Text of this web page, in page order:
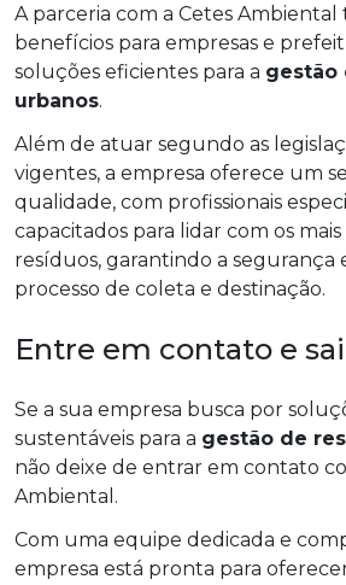
A parceria com a Cetes
benefícios para empresas e
soluções eficientes para a gestão
urbanos.
Além de atuar segundo as
vigentes, a empresa oferece um
qualidade, com profissionais
capacitados para lidar com os
resíduos, garantindo a segurança
processo de coleta e destinação.
Entre em contato e
Se a sua empresa busca por
sustentáveis para a gestão de
não deixe de entrar em contato
Ambiental.
Com uma equipe dedicada e
empresa está pronta para